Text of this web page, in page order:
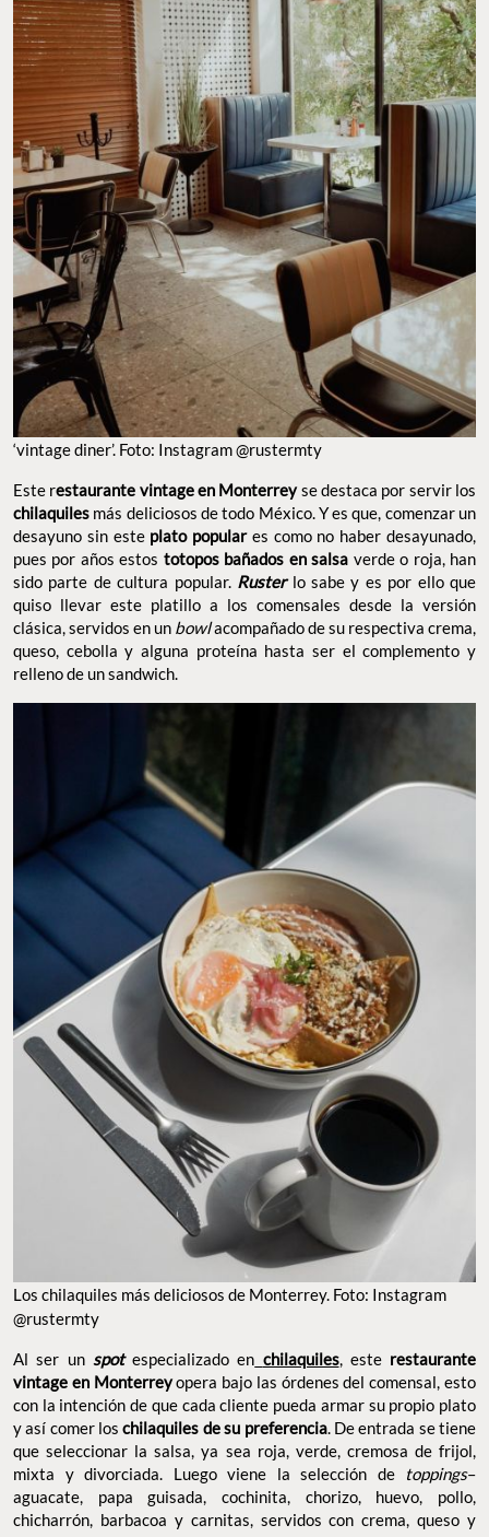
‘vintage diner’. Foto: Instagram @rustermty
Este restaurante vintage en Monterreyse destaca por servir los
chilaquiles más deliciosos de todo México. Y es que, comenzar un
desayuno sin este plato popular es como no haber desayunado,
pues por años estos totopos bañados en salsa verde o roja, han
sido parte de cultura popular. Ruster lo sabe y es por ello que
quiso llevar este platillo a los comensales desde la versión
clásica, servidos en un bowlacompañado de su respectiva crema,
queso, cebolla y alguna proteína hasta ser el complemento y
relleno de un sandwich.
Los chilaquiles más deliciosos de Monterrey. Foto: Instagram
@rustermty
Al ser un spotespecializado en chilaquiles, este restaurante
vintage en Monterreyopera bajo las órdenes del comensal, esto
con la intención de que cada cliente pueda armar su propio plato
y así comer loschilaquiles de su preferencia. De entrada se tiene
que seleccionar la salsa, ya sea roja, verde, cremosa de frijol,
mixta y divorciada. Luego viene la selección de
toppings–
aguacate, papa guisada, cochinita, chorizo, huevo, pollo,
chicharrón, barbacoa y carnitas, servidos con crema, queso y